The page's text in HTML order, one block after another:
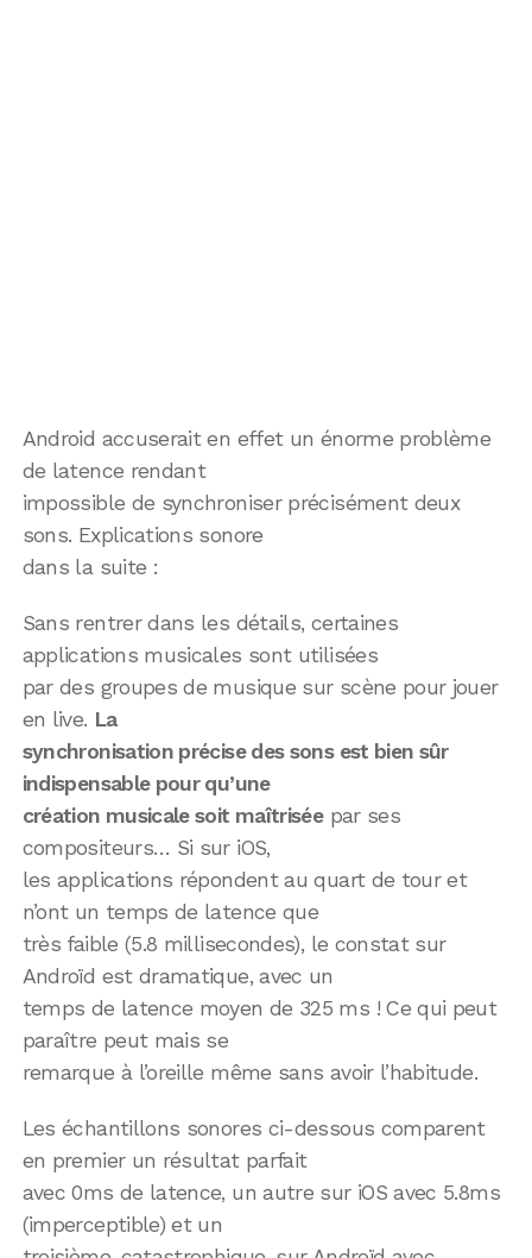
Android accuserait en effet un énorme problème
de latence rendant
impossible de synchroniser précisément deux
sons. Explications sonore
dans la suite :
Sans rentrer dans les détails, certaines
applications musicales sont utilisées
par des groupes de musique sur scène pour jouer
en live. La
synchronisation précise des sons est bien sûr
indispensable pour qu’une
création musicale soit maîtriséepar ses
compositeurs… Si sur iOS,
les applications répondent au quart de tour et
n’ont un temps de latence que
très faible (5.8 millisecondes), le constat sur
Androïd est dramatique, avec un
temps de latence moyen de 325 ms ! Ce qui peut
paraître peut mais se
remarque à l’oreille même sans avoir l’habitude.
Les échantillons sonores ci-dessous comparent
en premier un résultat parfait
avec 0ms de latence, un autre sur iOS avec 5.8ms
(imperceptible) et un